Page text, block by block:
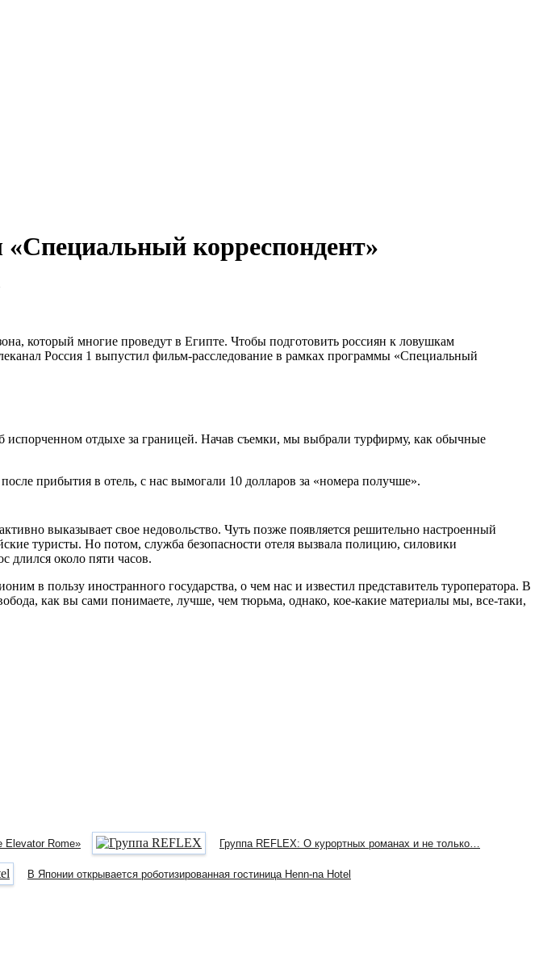
туристическое снаряжение, путеводители по странам мира
корреспондент»
который многие проведут в Египте. Чтобы подготовить россиян к ловушкам
Россия 1 выпустил фильм-расследование в рамках программы «Специальный
отдыхе за границей. Начав съемки, мы выбрали турфирму, как обычные
прибытия в отель, с нас вымогали 10 долларов за «номера получше».
выказывает свое недовольство. Чуть позже появляется решительно настроенный
туристы. Но потом, служба безопасности отеля вызвала полицию, силовики
длился около пяти часов.
в пользу иностранного государства, о чем нас и известил представитель туроператора. В
как вы сами понимаете, лучше, чем тюрьма, однако, кое-какие материалы мы, все-таки,
Elevator Rome» Группа REFLEX: О курортных романах и не только…
В Японии открывается роботизированная гостиница Henn-na Hotel